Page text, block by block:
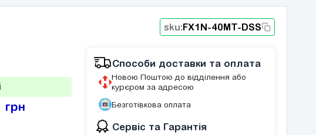
sku:FX1N-40MT-DSS
грн
Способи доставки та оплата
Новою Поштою до відділення або
курєром за адресою
Безготівкова оплата
Сервіс та Гарантія